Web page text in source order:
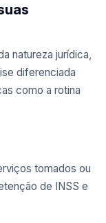
natureza jurídica,
diferenciada
como a rotina
tomados ou
de INSS e